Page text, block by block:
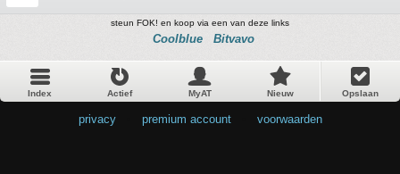
steun FOK! en koop via een van deze links
Coolblue Bitvavo
Index Actief MyAT Nieuw Opslaan
privacy premium account voorwaarden